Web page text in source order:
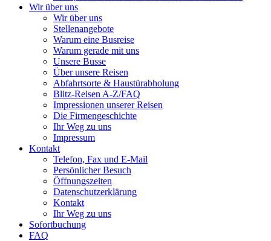
Wir über uns
Wir über uns
Stellenangebote
Warum eine Busreise
Warum gerade mit uns
Unsere Busse
Über unsere Reisen
Abfahrtsorte & Haustürabholung
Blitz-Reisen A-Z/FAQ
Impressionen unserer Reisen
Die Firmengeschichte
Ihr Weg zu uns
Impressum
Kontakt
Telefon, Fax und E-Mail
Persönlicher Besuch
Öffnungszeiten
Datenschutzerklärung
Kontakt
Ihr Weg zu uns
Sofortbuchung
FAQ